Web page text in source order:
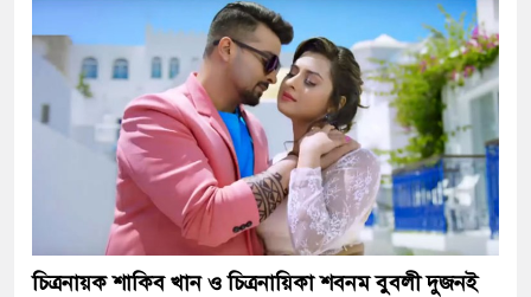
চিত্রনায়ক শাকিব খান ও চিত্রনায়িকা শবনম বুবলী দুজনই